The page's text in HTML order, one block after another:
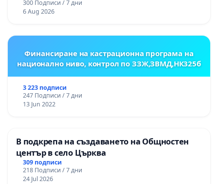
и качествено образование на учениците от
ОУ „Княз Александър I“ и Хуманитарна
300 Подписи / 7 дни
6 Aug 2026
Финансиране на кастрационна програма на
национално ниво, контрол по ЗЗЖ,ЗВМД,НК325б
3 223 подписи
247 Подписи / 7 дни
13 Jun 2022
В подкрепа на създаването на Общностен
център в село Църква
309 подписи
218 Подписи / 7 дни
24 Jul 2026